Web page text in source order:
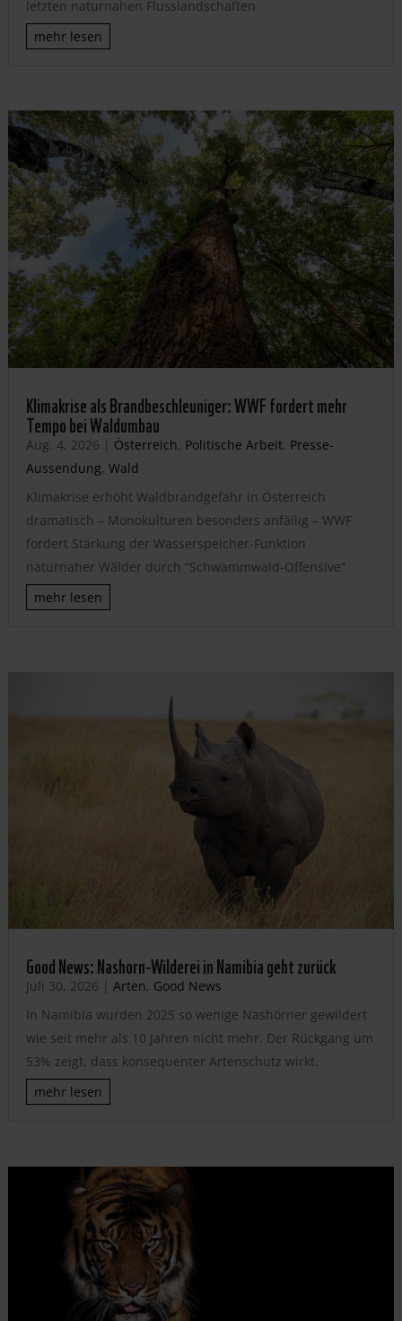
letzten naturnahen Flusslandschaften
mehr lesen
Klimakrise als Brandbeschleuniger: WWF fordert mehr
Tempo bei Waldumbau
Aug. 4, 2026 | Österreich, Politische Arbeit, Presse-
Aussendung, Wald
Klimakrise erhöht Waldbrandgefahr in Österreich
dramatisch – Monokulturen besonders anfällig – WWF
fordert Stärkung der Wasserspeicher-Funktion
naturnaher Wälder durch “Schwammwald-Offensive”
mehr lesen
Good News: Nashorn-Wilderei in Namibia geht zurück
Juli 30, 2026 | Arten, Good News
In Namibia wurden 2025 so wenige Nashörner gewildert
wie seit mehr als 10 Jahren nicht mehr. Der Rückgang um
53% zeigt, dass konsequenter Artenschutz wirkt.
mehr lesen